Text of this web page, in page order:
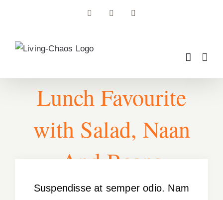
FacebookInstagramPinterest
Lunch Favourite
with Salad, Naan
And Beans
Suspendisse at semper odio. Nam